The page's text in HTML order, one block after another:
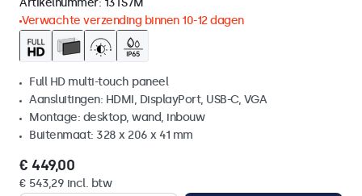
Artikelnummer: 13TS7M
Verwachte verzending binnen 10-12 dagen
Full HD multi-touch paneel
Aansluitingen: HDMI, DisplayPort, USB-C, VGA
Montage: desktop, wand, inbouw
Buitenmaat: 328 x 206 x 41 mm
€ 449,00
€ 543,29 incl. btw